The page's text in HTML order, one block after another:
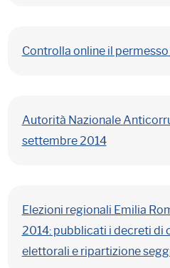
Controlla online il
Autorità Nazionale
settembre 2014
Elezioni regionali Emilia
2014: pubblicati i decreti di
elettorali e ripartizione